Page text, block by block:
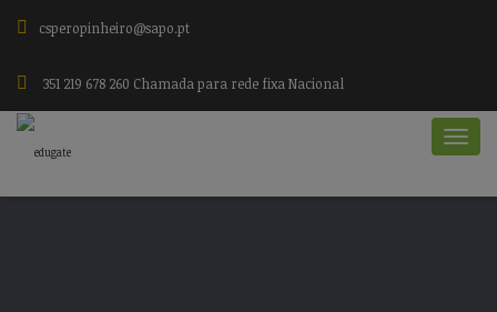
csperopinheiro@sapo.pt
351 219 678 260 Chamada para rede fixa Nacional